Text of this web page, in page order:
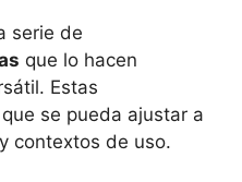
serie de
que lo hacen
Estas
se pueda ajustar a
contextos de uso.